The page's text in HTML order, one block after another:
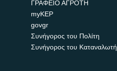
ΓΡΑΦΕΙΟ ΑΓΡΟΤΗ
myKEP
govgr
Συνήγορος του Πολίτη
Συνήγορος του Καταναλωτή